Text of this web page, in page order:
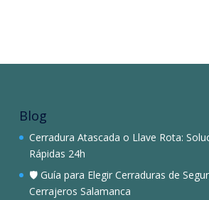
Blog
Cerradura Atascada o Llave Rota:
Rápidas 24h
🛡️ Guía para Elegir Cerraduras de
Cerrajeros Salamanca